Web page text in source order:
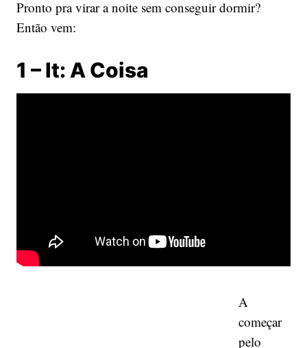
Pronto pra virar a noite sem conseguir dormir?
Então vem:
1 – It: A Coisa
A
começar
pelo